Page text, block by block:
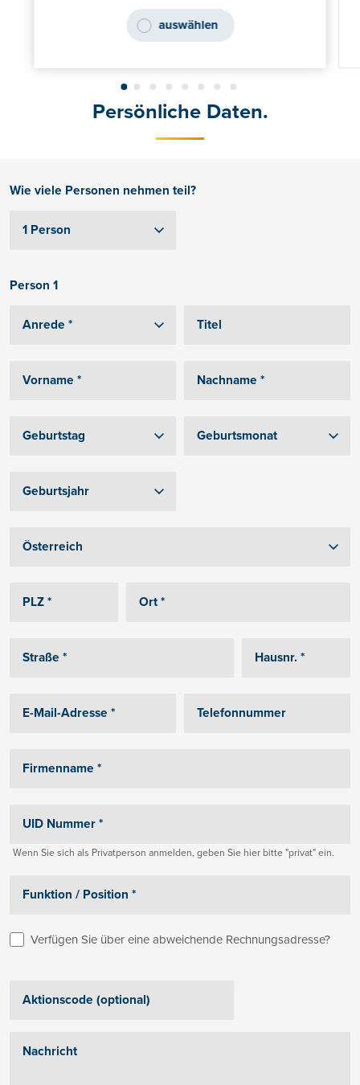
auswählen
Persönliche Daten.
Wie viele Personen nehmen teil?
Person 1
Wenn Sie sich als Privatperson anmelden, geben Sie hier bitte "privat" ein.
Verfügen Sie über eine abweichende Rechnungsadresse?